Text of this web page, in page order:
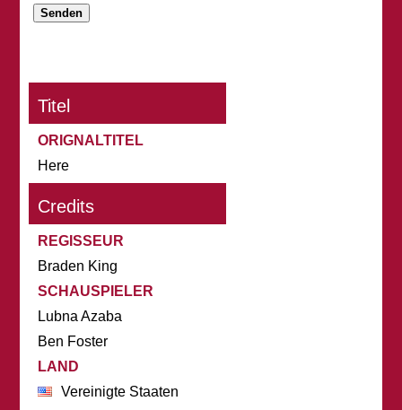
Titel
ORIGNALTITEL
Here
Credits
REGISSEUR
Braden King
SCHAUSPIELER
Lubna Azaba
Ben Foster
LAND
Vereinigte Staaten